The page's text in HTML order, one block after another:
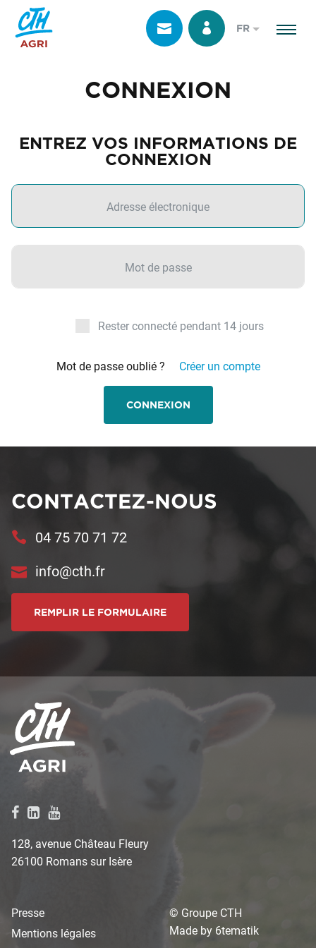
FR
CONNEXION
ENTREZ VOS INFORMATIONS DE
CONNEXION
Rester connecté pendant 14 jours
Mot de passe oublié ? Créer un compte
CONNEXION
CONTACTEZ-NOUS
04 75 70 71 72
info@cth.fr
REMPLIR LE FORMULAIRE
128, avenue Château Fleury
26100 Romans sur Isère
Presse
Mentions légales
© Groupe CTH
Made by 6tematik